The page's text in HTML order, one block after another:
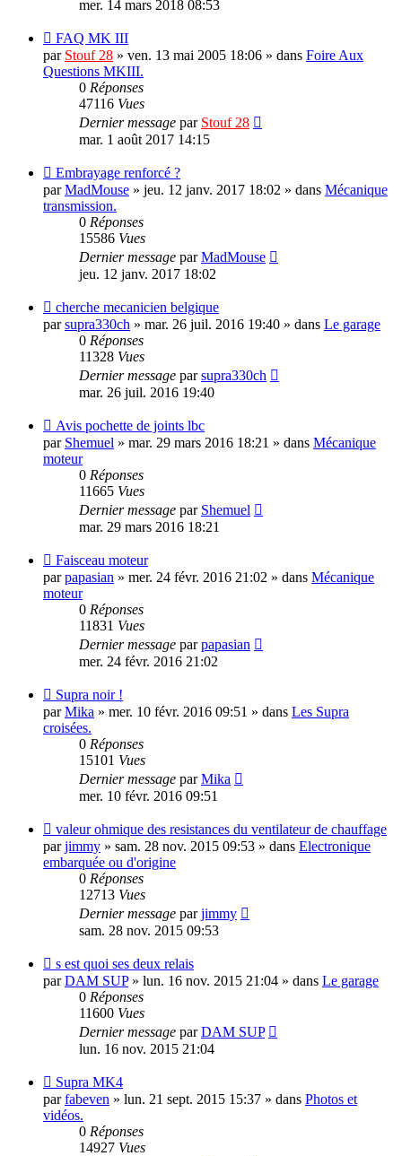
mer. 14 mars 2018 08:53
Nouveau
message
FAQ MK III
par Stouf 28 » ven. 13 mai 2005 18:06 » dans Foire Aux
Questions MKIII.
0 Réponses
47116 Vues
Dernier message par Stouf 28
mar. 1 août 2017 14:15
Nouveau
message
Embrayage renforcé ?
parMadMouse » jeu. 12 janv. 2017 18:02 » dans Mécanique
transmission.
0 Réponses
15586 Vues
Dernier message parMadMouse
jeu. 12 janv. 2017 18:02
Nouveau
message
cherche mecanicien belgique
parsupra330ch » mar. 26 juil. 2016 19:40 » dans Le garage
0 Réponses
11328 Vues
Dernier message parsupra330ch
mar. 26 juil. 2016 19:40
Nouveau
message
Avis pochette de joints lbc
par Shemuel » mar. 29 mars 2016 18:21 » dans Mécanique
moteur
0 Réponses
11665 Vues
Dernier message par Shemuel
mar. 29 mars 2016 18:21
Nouveau
message
Faisceau moteur
parpapasian » mer. 24 févr. 2016 21:02 » dans Mécanique
moteur
0 Réponses
11831 Vues
Dernier message parpapasian
mer. 24 févr. 2016 21:02
Nouveau
message
Supra noir !
parMika » mer. 10 févr. 2016 09:51 » dans Les Supra
croisées.
0 Réponses
15101 Vues
Dernier message parMika
mer. 10 févr. 2016 09:51
Nouveau
message
valeur ohmique des resistances du ventilateur de chauffage
parjimmy » sam. 28 nov. 2015 09:53 » dans Electronique
embarquée ou d'origine
0 Réponses
12713 Vues
Dernier message parjimmy
sam. 28 nov. 2015 09:53
Nouveau
message
s est quoi ses deux relais
parDAM SUP» lun. 16 nov. 2015 21:04 » dans Le garage
0 Réponses
11600 Vues
Dernier message parDAM SUP
lun. 16 nov. 2015 21:04
Nouveau
message
Supra MK4
parfabeven » lun. 21 sept. 2015 15:37 » dans Photos et
vidéos.
0 Réponses
14927 Vues